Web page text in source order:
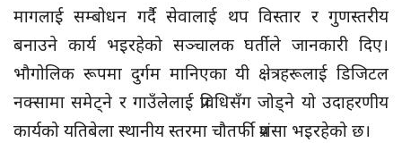
मागलाई सम्बोधन गर्दै सेवालाई थप विस्तार र गुणस्तरीय
बनाउने कार्य भइरहेको सञ्चालक घर्तीले जानकारी दिए।
भौगोलिक रूपमा दुर्गम मानिएका यी क्षेत्रहरूलाई डिजिटल
नक्सामा समेट्ने र गाउँलेलाई प्रविधिसँग जोड्ने यो उदाहरणीय
कार्यको यतिबेला स्थानीय स्तरमा चौतर्फी प्रशंसा भइरहेको छ।